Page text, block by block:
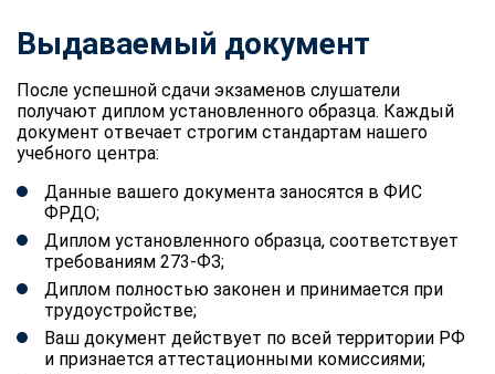
Выдаваемый документ
После успешной сдачи экзаменов слушатели
получают диплом установленного образца. Каждый
документ отвечает строгим стандартам нашего
учебного центра:
Данные вашего документа заносятся в ФИС
ФРДО;
Диплом установленного образца, соответствует
требованиям 273-ФЗ;
Диплом полностью законен и принимается при
трудоустройстве;
Ваш документ действует по всей территории РФ
и признается аттестационными комиссиями;